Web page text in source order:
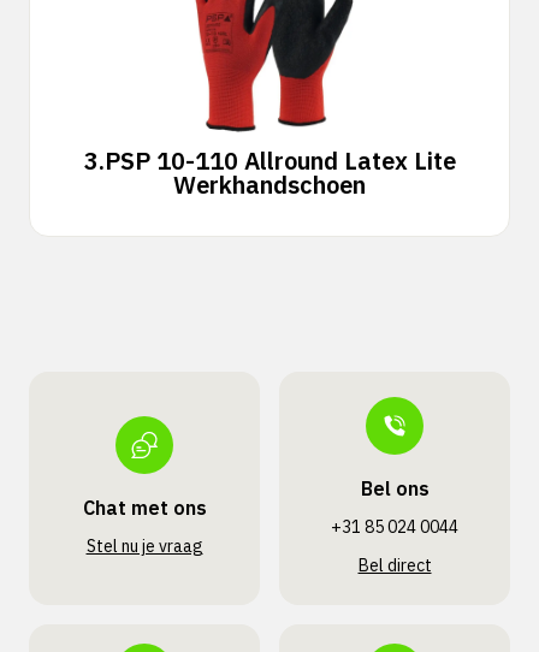
3.PSP 10-110 Allround Latex Lite
Werkhandschoen
Chat met ons
Stel nu je vraag
Bel ons
+31 85 024 0044
Bel direct